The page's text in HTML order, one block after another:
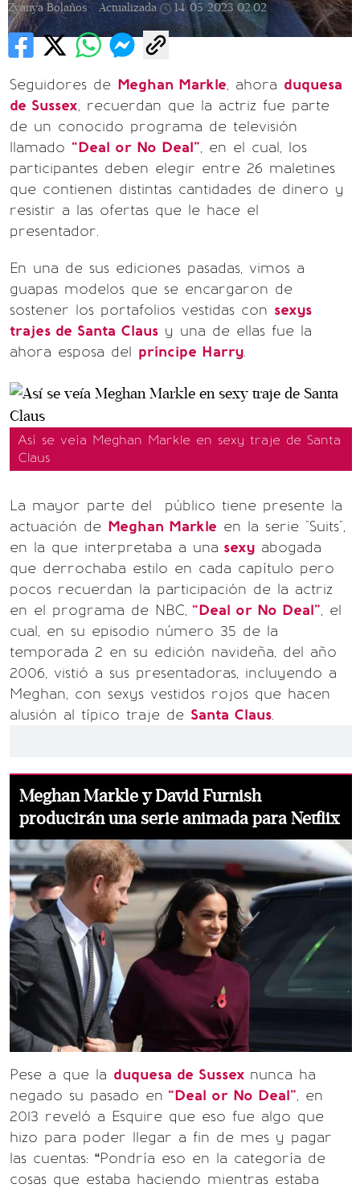
Zyanya Bolaños |
Actualizada 14/05/2023 02:02
Seguidores de Meghan Markle, ahora duquesa
de Sussex, recuerdan que la actriz fue parte
de un conocido programa de televisión
llamado “Deal or No Deal", en el cual, los
participantes deben elegir entre 26 maletines
que contienen distintas cantidades de dinero y
resistir a las ofertas que le hace el
presentador.
En una de sus ediciones pasadas, vimos a
guapas modelos que se encargaron de
sostener los portafolios vestidas con sexys
trajes de Santa Claus y una de ellas fue la
ahora esposa del príncipe Harry.
Así se veía Meghan Markle en sexy traje de Santa
Claus
La mayor parte del público tiene presente la
actuación de Meghan Markle en la serie "Suits",
en la que interpretaba a una sexy abogada
que derrochaba estilo en cada capítulo pero
pocos recuerdan la participación de la actriz
en el programa de NBC, “Deal or No Deal", el
cual, en su episodio número 35 de la
temporada 2 en su edición navideña, del año
2006, vistió a sus presentadoras, incluyendo a
Meghan, con sexys vestidos rojos que hacen
alusión al típico traje de Santa Claus.
Meghan Markle y David Furnish
producirán una serie animada para Netflix
Pese a que la duquesa de Sussex nunca ha
negado su pasado en “Deal or No Deal", en
2013 reveló a Esquire que eso fue algo que
hizo para poder llegar a fin de mes y pagar
las cuentas: “Pondría eso en la categoría de
cosas que estaba haciendo mientras estaba